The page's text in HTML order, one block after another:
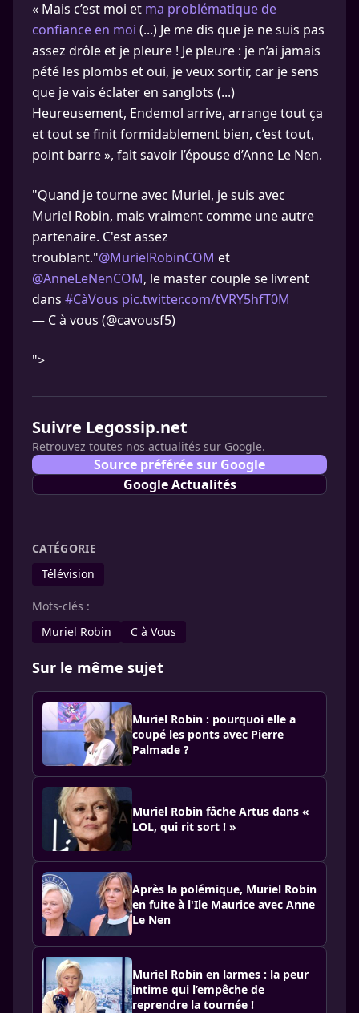
« Mais c’est moi et ma problématique de
confiance en moi (...) Je me dis que je ne suis pas
assez drôle et je pleure ! Je pleure : je n’ai jamais
pété les plombs et oui, je veux sortir, car je sens
que je vais éclater en sanglots (...)
Heureusement, Endemol arrive, arrange tout ça
et tout se finit formidablement bien, c’est tout,
point barre », fait savoir l’épouse d’Anne Le Nen.
"Quand je tourne avec Muriel, je suis avec
Muriel Robin, mais vraiment comme une autre
partenaire. C'est assez
troublant."@MurielRobinCOM et
@AnneLeNenCOM, le master couple se livrent
dans #CàVous pic.twitter.com/tVRY5hfT0M
— C à vous (@cavousf5)
">
Suivre Legossip.net
Retrouvez toutes nos actualités sur Google.
Source préférée sur Google
Google Actualités
CATÉGORIE
Télévision
Mots-clés :
Muriel Robin
C à Vous
Sur le même sujet
Muriel Robin : pourquoi elle a
coupé les ponts avec Pierre
Palmade ?
Muriel Robin fâche Artus dans «
LOL, qui rit sort ! »
Après la polémique, Muriel Robin
en fuite à l'Ile Maurice avec Anne
Le Nen
Muriel Robin en larmes : la peur
intime qui l’empêche de
reprendre la tournée !